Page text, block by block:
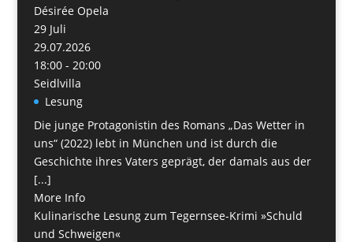
Désirée Opela
29 Juli
29.07.2026
18:00 - 20:00
Seidlvilla
Lesung
Die junge Protagonistin des Romans „Das Wetter in
uns“ (2022) lebt in München und ist durch die
Geschichte ihres Vaters geprägt, der damals aus der
[...]
More Info
Kulinarische Lesung zum Tegernsee-Krimi »Schuld
und Schweigen«